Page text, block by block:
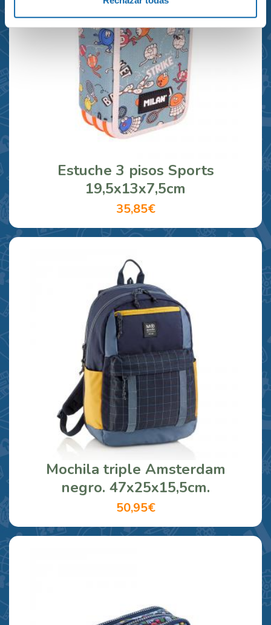
Estuche 3 pisos Sports
19,5x13x7,5cm
35,85€
Mochila triple Amsterdam
negro. 47x25x15,5cm.
50,95€